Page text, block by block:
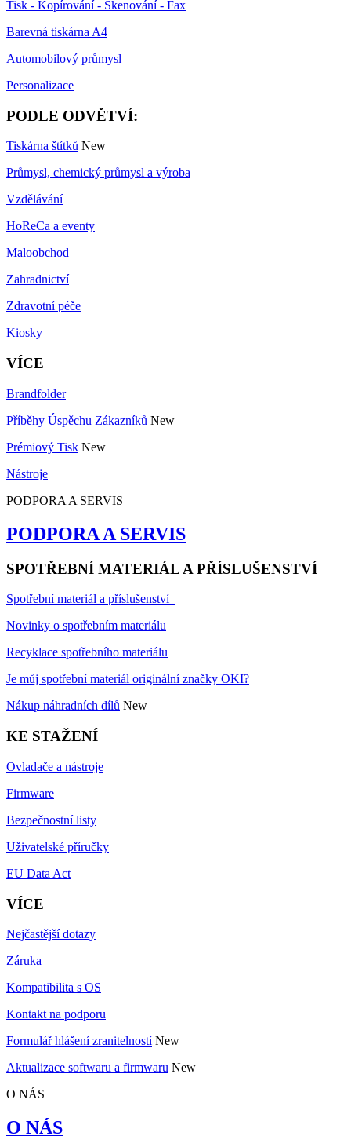
Tisk - Kopírování - Skenování - Fax
Barevná tiskárna A4
Automobilový průmysl
Personalizace
PODLE ODVĚTVÍ:
Tiskárna štítků New
Průmysl, chemický průmysl a výroba
Vzdělávání
HoReCa a eventy
Maloobchod
Zahradnictví
Zdravotní péče
Kiosky
VÍCE
Brandfolder
Příběhy Úspěchu Zákazníků New
Prémiový Tisk New
Nástroje
PODPORA A SERVIS
PODPORA A SERVIS
SPOTŘEBNÍ MATERIÁL A PŘÍSLUŠENSTVÍ
Spotřební materiál a příslušenství
Novinky o spotřebním materiálu
Recyklace spotřebního materiálu
Je můj spotřební materiál originální značky OKI?
Nákup náhradních dílů New
KE STAŽENÍ
Ovladače a nástroje
Firmware
Bezpečnostní listy
Uživatelské příručky
EU Data Act
VÍCE
Nejčastější dotazy
Záruka
Kompatibilita s OS
Kontakt na podporu
Formulář hlášení zranitelností New
Aktualizace softwaru a firmwaru New
O NÁS
O NÁS